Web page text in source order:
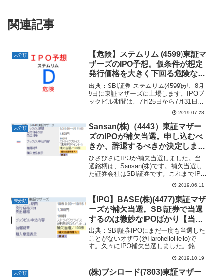
関連記事
未分類
【危険】ステムリム (4599)東証マ
ザーズのIPO予想。仮条件が想定
発行価格を大きく下回る危険な
IPO。
出典：SBI証券 ステムリム(4599)が、8月
9日に東証マザーズに上場します。IPOブ
ックビル期間は、7月25日から7月31日で
す。 今回は仮条件が想定発行価格を大幅
に下回るという珍しいIPOになりまし
た。ステムリム(4599)の事業内容...
2019.07.28
未分類
Sansan(株)（4443）東証マザー
ズのIPOが補欠当選。申し込むべ
きか、辞退するべきか決定しまし
た。
ひさびさにIPOが補欠当選しました。当
選銘柄は、Sansan(株)です。補欠当選し
た証券会社はSBI証券です。これまでIPO
に当選したことはありません。補欠当選
なら2回ほど経験があります。ソフトバン
クはそのうちの1回です。もちろん辞退し
まし...
2019.06.11
未分類
【IPO】BASE(株)(4477)東証マザ
ーズが補欠当選。SBI証券で当選
するのは微妙なIPOばかり【当然
辞退】
出典：SBI証券IPOにまだ一度も当選した
ことがないオザワ(@HarohelloHello)で
す。久々にIPO補欠当選しました。銘柄
はＢＡＳＥ(株)(4477)です(´；ω；`)ｳｩｩな
ぜ私が泣いているのか分かりますか？
歓喜の涙？ いいえ...
2019.10.19
未分類
(株)ブシロード(7803)東証マザー